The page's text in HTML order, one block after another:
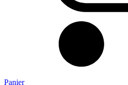
Panier